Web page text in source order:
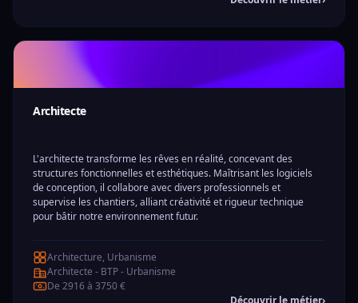
Architecte
L'architecte transforme les rêves en réalité, concevant des
structures fonctionnelles et esthétiques. Maîtrisant les logiciels
de conception, il collabore avec divers professionnels et
supervise les chantiers, alliant créativité et rigueur technique
pour bâtir notre environnement futur.
Architecture, Urbanisme
Architecte - BTP - Urbanisme
De 2916 à 3750 €
Découvrir le métier›